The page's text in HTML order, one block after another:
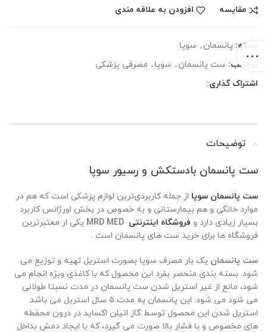
مقایسه افزودن به علاقه مندی
دسته: پانسمان , سوپا
برچسب: ست پانسمان , سوپا, مصرفی پزشکی
اشتراک گذاری:
توضیحات
ست پانسمان بادستکش و رسیور سوپا
ست‌ پانسمان سوپا از جمله کاربردی‌ترین لوازم پزشکی است که هم در
موارد خانگی و هم بیمارستانی و به خصوص در بخش اورژانس کاربرد
بسیار زیادی دارد و فروشگاه اینترنتی
یکی ار معتبرترین
فروشگاه ها برای خرید ست های پانسمان است .
ست پانسمان یک بار مصرف سوپا بصورت استریل تهیه و توزیع می
شود. بسته بندی منحصر بفرد این محصول که با کاغذی ویژه انجام می
شود، مانع از غیر استریل شدن ست پانسمان در مدت نسبتا طولانی
می شود می شود. این پانسمان به مدت ۵ سال استریل می باشد.
استریل شدن این محصول توسط گاز اتیلن اکساید در درون محفطه
های مخصوص و با فشار بالا صورت می گیرد، که با ایجاد دمش بداخل